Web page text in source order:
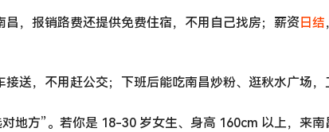
，报销路费还提供免费住宿，不用自己找房；薪资 日结
送，不用赶公交；下班后能吃南昌炒粉、逛秋水广场，
地方”。若你是 18-30 岁女生、身高 160cm 以上，来